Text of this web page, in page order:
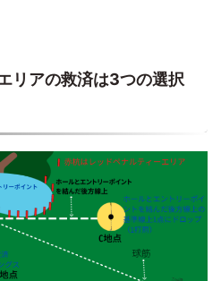
リアの救済は3つの選択